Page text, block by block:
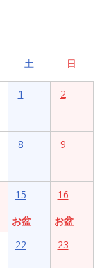
土 日
1 2
8 9
15
お盆
16
お盆
22 23